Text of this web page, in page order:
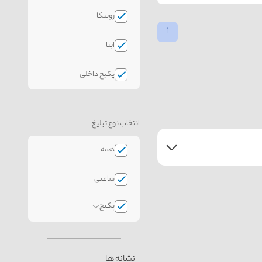
روبیکا
ایتا
پکیج داخلی
انتخاب نوع تبلیغ
همه
ساعتی
پکیج
1